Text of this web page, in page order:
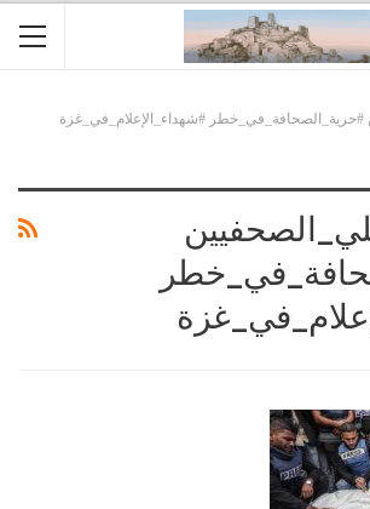
#حرية_الصحافة_في_خطر #شهداء_الإعلام_في_غزة